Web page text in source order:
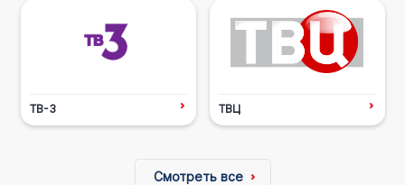
ТВ-3 ТВЦ
Смотреть все